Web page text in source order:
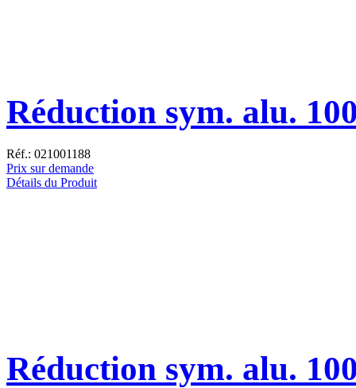
Réduction sym. alu.
Réf.: 021001188
Prix sur demande
Détails du Produit
Réduction sym. alu.